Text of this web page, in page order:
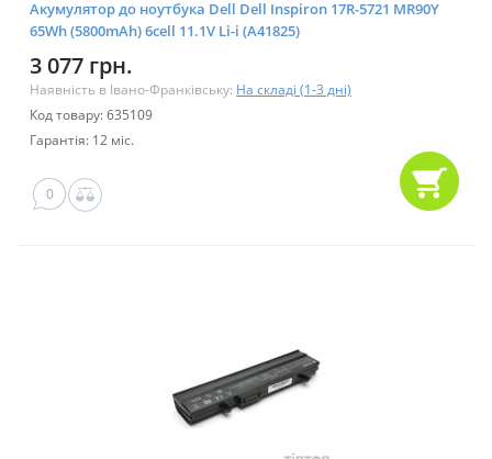
Акумулятор до ноутбука Dell Dell Inspiron 17R-5721 MR90Y
65Wh (5800mAh) 6cell 11.1V Li-i (A41825)
3 077 грн.
Наявність в Івано-Франківську: На складі (1-3 дні)
Код товару: 635109
Гарантія: 12 міс.
0